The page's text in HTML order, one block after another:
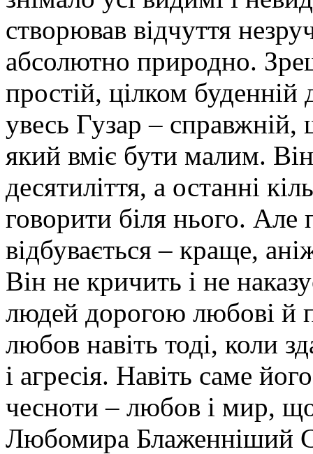
створював відчуття
абсолютно природно.
простій, цілком буденній
увесь Гузар –
який вміє бути малим.
десятиліття, а останні
говорити біля нього.
відбувається – краще,
Він не кричить і не
людей дорогою любові й
любов навіть тоді, коли
і агресія. Навіть саме
чесноти – любов і мир,
Любомира Блаженніший